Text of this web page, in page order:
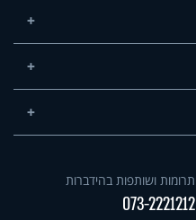
תרומות ושותפות בהידברות
073-2221212